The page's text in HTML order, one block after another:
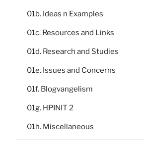
01b. Ideas n Examples
01c. Resources and Links
01d. Research and Studies
01e. Issues and Concerns
01f. Blogvangelism
01g. HPINIT 2
01h. Miscellaneous